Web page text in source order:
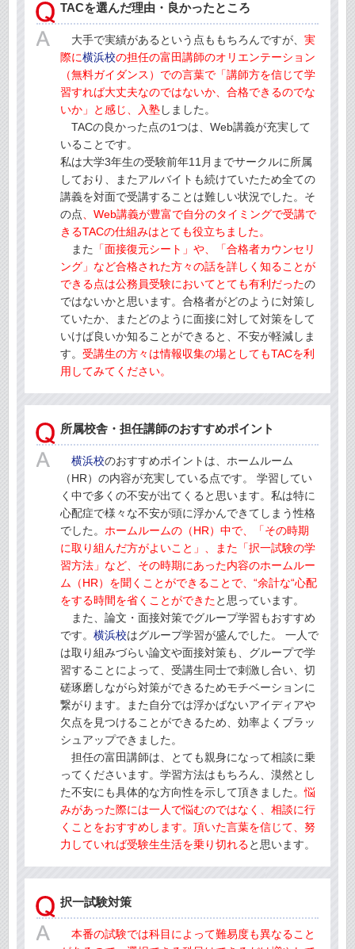
TACを選んだ理由・良かったところ
大手で実績があるという点ももちろんですが、 実
際に横浜校の担任の富田講師のオリエンテーション
（無料ガイダンス）での言葉で「講師方を信じて学
習すれば大丈夫なのではないか、合格できるのでな
いか」と感じ、入塾しました。
TACの良かった点の1つは、Web講義が充実して
いることです。
私は大学3年生の受験前年11月までサークルに所属
しており、またアルバイトも続けていたため全ての
講義を対面で受講することは難しい状況でした。そ
の点 、Web講義が豊富で自分のタイミングで受講で
きるTACの仕組みはとても役立ちました。
また
「面接復元シート」や、「合格者カウンセリ
ング」など合格された方々の話を詳しく知ることが
できる点は公務員受験においてとても有利だったの
ではないかと思います。合格者がどのように対策し
ていたか、またどのように面接に対して対策をして
いけば良いか知ることができると、不安が軽減しま
す。 受講生の方々は情報収集の場としてもTACを利
用してみてください。
所属校舎・担任講師のおすすめポイント
横浜校のおすすめポイントは、ホームルーム
（HR）の内容が充実している点です。 学習してい
く中で多くの不安が出てくると思います。私は特に
心配症で様々な不安が頭に浮かんできてしまう性格
でした。 ホームルームの（HR）中で、「その時期
に取り組んだ方がよいこと」、また「択一試験の学
習方法」など、その時期にあった内容のホームルー
ム（HR）を聞くことができることで、“余計な“心配
をする時間を省くことができたと思っています。
また、論文・面接対策でグループ学習もおすすめ
です。 横浜校はグループ学習が盛んでした。 一人で
は取り組みづらい論文や面接対策も、グループで学
習することによって、受講生同士で刺激し合い、切
磋琢磨しながら対策ができるためモチベーションに
繋がります。また自分では浮かばないアイディアや
欠点を見つけることができるため、効率よくブラッ
シュアップできました。
担任の富田講師は、とても親身になって相談に乗
ってくださいます。学習方法はもちろん、漠然とし
た不安にも具体的な方向性を示して頂きました。悩
みがあった際には一人で悩むのではなく、相談に行
くことをおすすめします。頂いた言葉を信じて、努
力していれば受験生生活を乗り切れると思います。
択一試験対策
本番の試験では科目によって難易度も異なること